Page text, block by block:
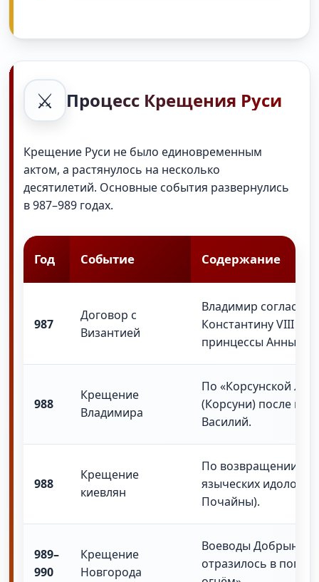
⚔️ Процесс Крещения Руси
Крещение Руси не было единовременным
актом, а растянулось на несколько
десятилетий. Основные события развернулись
в 987–989 годах.
Год Событие Содержание
987
Договор с
Византией
Владимир
Константину VIII
принцессы Анны и
988
Крещение
Владимира
По «Корсунской
(Корсуни) после
Василий.
988
Крещение
киевлян
По возвращении в
языческих идолов и
Почайны).
989–
990
Крещение
Новгорода
Воеводы Добрыня и
отразилось в